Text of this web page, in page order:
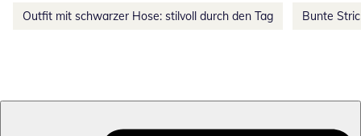
Outfit mit schwarzer Hose: stilvoll durch den Tag Bunte